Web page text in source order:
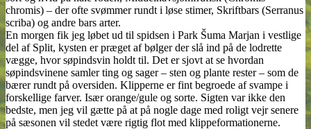
chromis) – der ofte svømmer rundt i løse stimer, Skriftbars (Serranus
scriba) og andre bars arter.
En morgen fik jeg løbet ud til spidsen i Park Šuma Marjan i vestlige
del af Split, kysten er præget af bølger der slå ind på de lodrette
vægge, hvor søpindsvin holdt til. Det er sjovt at se hvordan
søpindsvinene samler ting og sager – sten og plante rester – som de
bærer rundt på oversiden. Klipperne er fint begroede af svampe i
forskellige farver. Især orange/gule og sorte. Sigten var ikke den
bedste, men jeg vil gætte på at på nogle dage med roligt vejr senere
på sæsonen vil stedet være rigtig flot med klippeformationerne.